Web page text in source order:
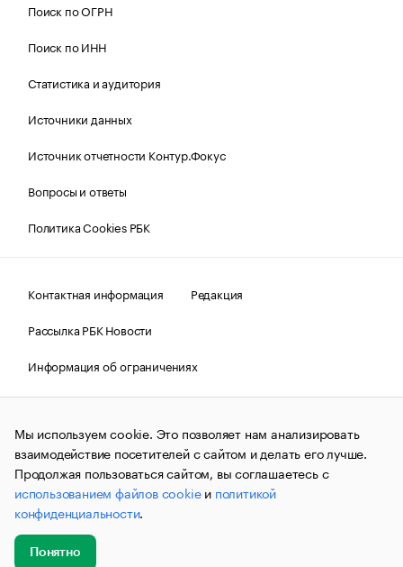
Поиск по ОГРН
Поиск по ИНН
Статистика и аудитория
Источники данных
Источник отчетности Контур.Фокус
Вопросы и ответы
Политика Cookies РБК
Контактная информация
Редакция
Рассылка РБК Новости
Информация об ограничениях
Правовая информация
О соблюдении авторских прав
© АО «РОСБИЗНЕСКОНСАЛТИНГ»,1995–2026.Сообщения
и материалы информационного агентства «РБК»
(зарегистрировано Федеральной службой по надзору в сфере
связи, информационных технологий и массовых
коммуникаций (Роскомнадзор) 09.12.2015 за номером ИА
№ФС77-63848) сопровождаются пометкой «РБК». Отдельные
публикации могут содержать информацию,
не предназначенную для пользователей
до 18 лет.
Мы используем cookie. Это позволяет нам анализировать
взаимодействие посетителей с сайтом и делать его лучше.
Продолжая пользоваться сайтом, вы соглашаетесь с
использованием файлов cookieи политикой
конфиденциальности.
Понятно